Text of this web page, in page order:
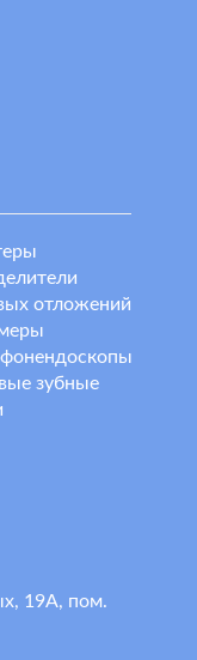
отложений
зубные
19А, пом.